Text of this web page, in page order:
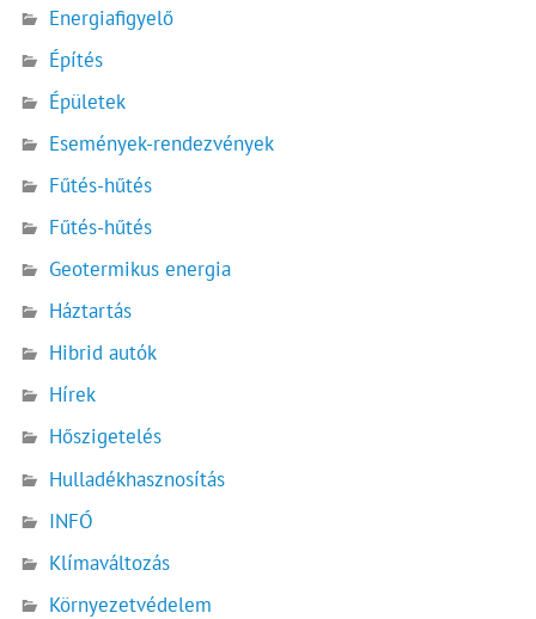
Energiafigyelő
Építés
Épületek
Események-rendezvények
Fűtés-hűtés
Fűtés-hűtés
Geotermikus energia
Háztartás
Hibrid autók
Hírek
Hőszigetelés
Hulladékhasznosítás
INFÓ
Klímaváltozás
Környezetvédelem